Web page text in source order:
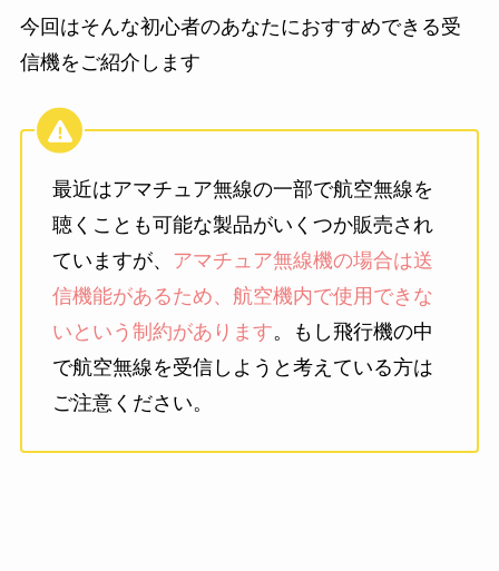
今回はそんな初心者のあなたにおすすめできる受
信機をご紹介します
最近はアマチュア無線の一部で航空無線を
聴くことも可能な製品がいくつか販売され
ていますが、 アマチュア無線機の場合は送
信機能があるため、航空機内で使用できな
いという制約があります。もし飛行機の中
で航空無線を受信しようと考えている方は
ご注意ください。